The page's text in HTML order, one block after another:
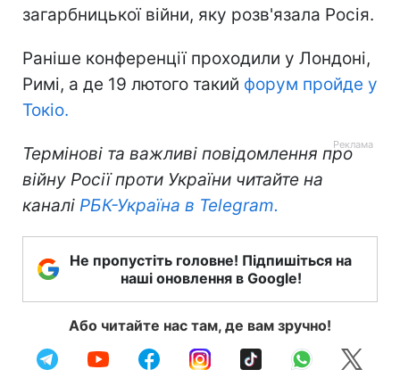
загарбницької війни, яку розв'язала Росія.
Раніше конференції проходили у Лондоні,
Римі, а де 19 лютого такий форум пройде у
Токіо.
Термінові та важливі повідомлення про
війну Росії проти України читайте на
каналі РБК-Україна в Telegram.
Не пропустіть головне! Підпишіться на
наші оновлення в Google!
Або читайте нас там, де вам зручно!